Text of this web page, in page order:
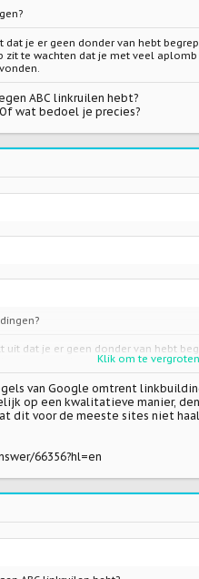
dat je er geen donder van hebt
te wachten dat je met veel
ABC linkruilen hebt?
wat bedoel je precies?
uit dat je er geen donder van hebt
op zit te wachten dat je met veel
hebt uitgevonden.
Klik om te
ABC linkruilen hebt?
wat bedoel je precies?
Klik om te vergroten
van Google omtrent
op een kwalitatieve manier,
dit voor de meeste sites niet
66356?hl=en